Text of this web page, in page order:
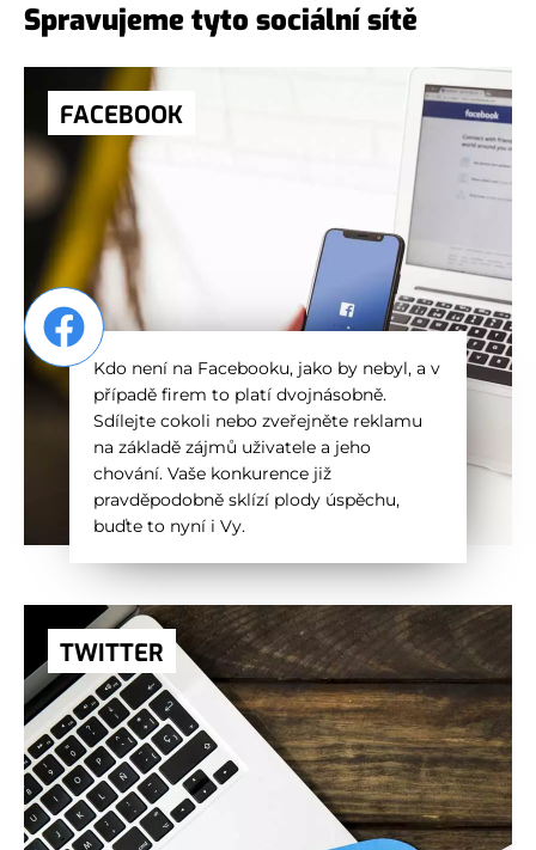
Spravujeme tyto sociální sítě
FACEBOOK
Kdo není na Facebooku, jako by nebyl, a v
případě firem to platí dvojnásobně.
Sdílejte cokoli nebo zveřejněte reklamu
na základě zájmů uživatele a jeho
chování. Vaše konkurence již
pravděpodobně sklízí plody úspěchu,
buďte to nyní i Vy.
TWITTER